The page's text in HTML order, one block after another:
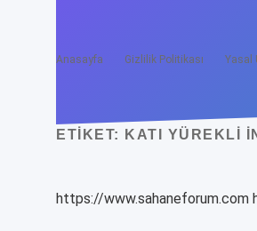
Anasayfa Gizlilik Politikası Yasal
ETIKET: KATI YÜREKLI
https://www.sahaneforum.com